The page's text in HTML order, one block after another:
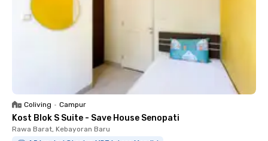
Coliving • Campur
Kost Blok S Suite - Save House Senopati
Rawa Barat, Kebayoran Baru